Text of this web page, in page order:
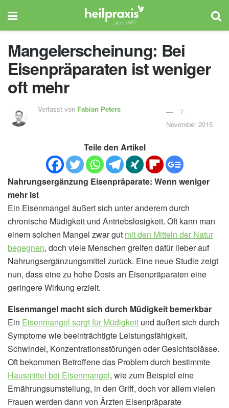
Mangelerscheinung: Bei
Eisenpräparaten ist weniger
oft mehr
Verfasst von Fabian Peters
7.
November 2015
Teile den Artikel
Nahrungsergänzung Eisenpräparate: Wenn weniger
mehr ist
Ein Eisenmangel äußert sich unter anderem durch
chronische Müdigkeit und Antriebslosigkeit. Oft kann man
einem solchen Mangel zwar gut mit den Mitteln der Natur
begegnen, doch viele Menschen greifen dafür lieber auf
Nahrungsergänzungsmittel zurück. Eine neue Studie zeigt
nun, dass eine zu hohe Dosis an Eisenpräparaten eine
geringere Wirkung erzielt.
Eisenmangel macht sich durch Müdigkeit bemerkbar
Ein Eisenmangel sorgt für Müdigkeit und äußert sich durch
Symptome wie beeinträchtigte Leistungsfähigkeit,
Schwindel, Konzentrationsstörungen oder Gesichtsblässe.
Oft bekommen Betroffene das Problem durch bestimmte
Hausmittel bei Eisenmangel, wie zum Beispiel eine
Ernährungsumstellung, in den Griff, doch vor allem vielen
Frauen werden dann von Ärzten Eisenpräparate